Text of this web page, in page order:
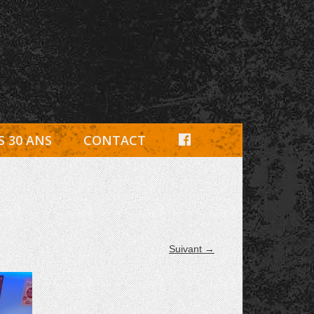
détachées Rambouillet
30 ANS CONTACT
F
A
C
E
B
O
O
Suivant →